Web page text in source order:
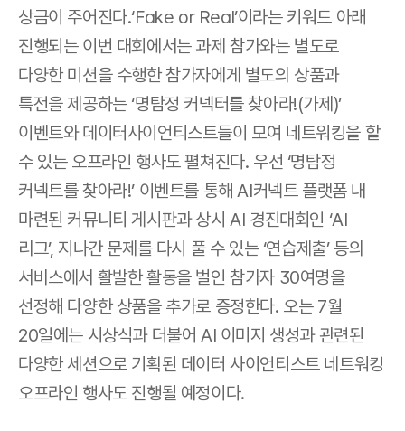
상금이 주어진다.‘Fake or Real’이라는 키워드 아래
진행되는 이번 대회에서는 과제 참가와는 별도로
다양한 미션을 수행한 참가자에게 별도의 상품과
특전을 제공하는 ‘명탐정 커넥터를 찾아라!(가제)’
이벤트와 데이터사이언티스트들이 모여 네트워킹을 할
수 있는 오프라인 행사도 펼쳐진다. 우선 ‘명탐정
커넥트를 찾아라!’ 이벤트를 통해 AI커넥트 플랫폼 내
마련된 커뮤니티 게시판과 상시 AI 경진대회인 ‘AI
리그’, 지나간 문제를 다시 풀 수 있는 ‘연습제출’ 등의
서비스에서 활발한 활동을 벌인 참가자 30여명을
선정해 다양한 상품을 추가로 증정한다. 오는 7월
20일에는 시상식과 더불어 AI 이미지 생성과 관련된
다양한 세션으로 기획된 데이터 사이언티스트 네트워킹
오프라인 행사도 진행될 예정이다.